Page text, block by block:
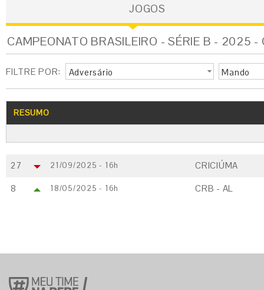
JOGOS
CAMPEONATO BRASILEIRO - SÉRIE B - 2025 -
FILTRE POR: Adversário Mando
RESUMO
27 21/09/2025 - 16h CRICIÚMA
8 18/05/2025 - 16h CRB - AL